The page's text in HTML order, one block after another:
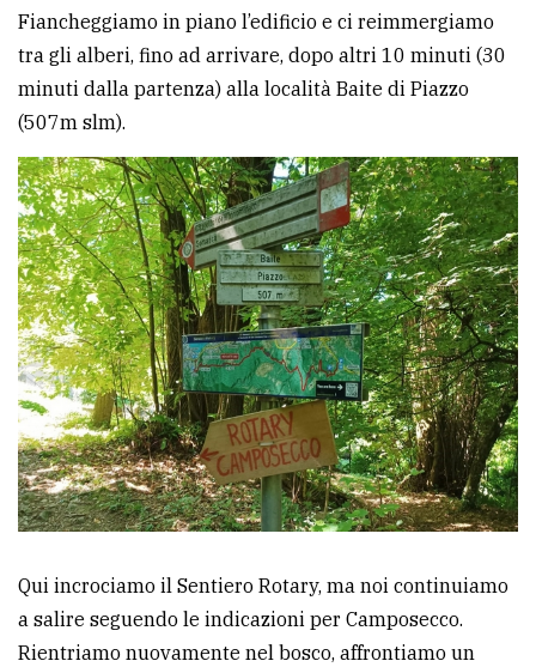
Fiancheggiamo in piano l’edificio e ci reimmergiamo
tra gli alberi, fino ad arrivare, dopo altri 10 minuti (30
minuti dalla partenza) alla località Baite di Piazzo
(507m slm).
Qui incrociamo il Sentiero Rotary, ma noi continuiamo
a salire seguendo le indicazioni per Camposecco.
Rientriamo nuovamente nel bosco, affrontiamo un